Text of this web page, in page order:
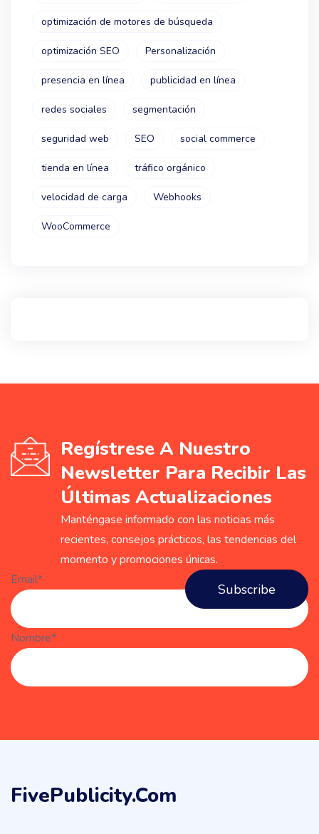
optimización de motores de búsqueda
optimización SEO Personalización
presencia en línea publicidad en línea
redes sociales segmentación
seguridad web SEO social commerce
tienda en línea tráfico orgánico
velocidad de carga Webhooks
WooCommerce
Regístrese A Nuestro
Newsletter Para Recibir Las
Últimas Actualizaciones
Manténgase informado con las noticias más
recientes, consejos prácticos, las tendencias del
momento y promociones únicas.
Email*
Nombre*
FivePublicity.com